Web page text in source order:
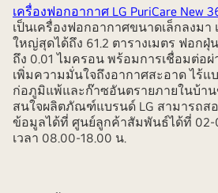
เครื่องฟอกอากาศ LG PuriCare New
เป็นเครื่องฟอกอากาศขนาดเล็กลงม
ใหญ่สุดได้ถึง 61.2 ตารางเมตร ฟอกฝุ่น
ถึง 0.01 ไมครอน พร้อมการเชื่อมต่อ
เพิ่มความมั่นใจถึงอากาศสะอาด ไร้แ
ก่อภูมิแพ้และก๊าซอันตรายภายในบ้า
สนใจผลิตภัณฑ์แบรนด์ LG สามารถส
ข้อมูลได้ที่ ศูนย์ลูกค้าสัมพันธ์ได้ที่ 02-
เวลา 08.00-18.00 น.